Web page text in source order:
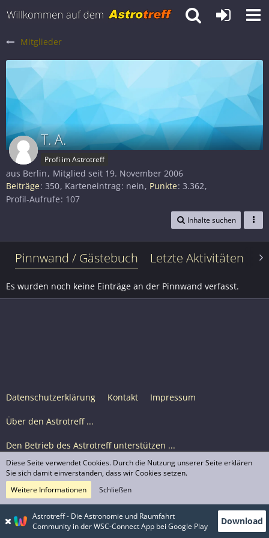
Mitglieder
T. A.
Profi im Astrotreff
aus Berlin
Mitglied seit 19. November 2006
Beiträge 350 Karteneintrag nein Punkte 3.362
Profil-Aufrufe 107
Inhalte suchen
Pinnwand / Gästebuch Letzte Aktivitäten
Es wurden noch keine Einträge an der Pinnwand verfasst.
Datenschutzerklärung Kontakt Impressum
Über den Astrotreff ...
Den Betrieb des Astrotreff unterstützen ...
Nutzungsbedingungen
© Astrotreff 2001-2026, lizenziert unter CC BY-SA,
sofern für einzelne Inhalte nicht anders angegeben
Astrotreff - Die Astronomie und Raumfahrt
Community in der WSC-Connect App bei Google Play
Download
Diese Seite verwendet Cookies. Durch die Nutzung unserer Seite erklären
Sie sich damit einverstanden, dass wir Cookies setzen.
Weitere Informationen
Schließen